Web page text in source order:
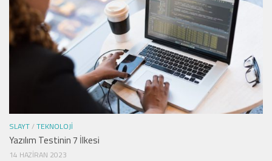
SLAYT/TEKNOLOJI
Yazılım Testinin 7 İlkesi
14 HAZIRAN 2023